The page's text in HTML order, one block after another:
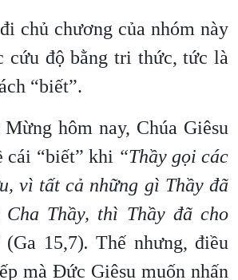
chủ chương của nhóm này
cứu độ bằng tri thức, tức là
“biết”.
hôm nay, Chúa Giêsu
cái “biết” khi “Thầy gọi các
vì tất cả những gì Thầy đã
Thầy, thì Thầy đã cho
(Ga 15,7). Thế nhưng, điều
mà Đức Giêsu muốn nhấn